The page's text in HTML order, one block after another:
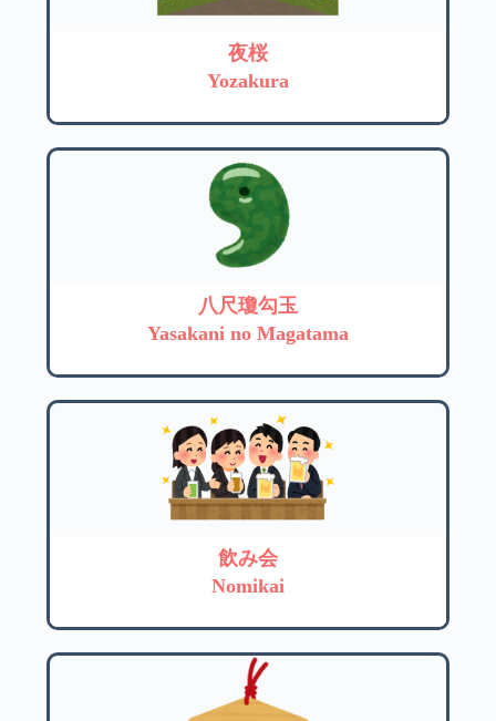
夜桜
Yozakura
八尺瓊勾玉
Yasakani no Magatama
飲み会
Nomikai